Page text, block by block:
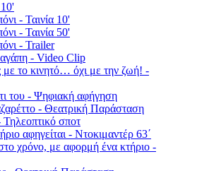
- Ταινία 10'
- Ταινία 50'
- Trailer
- Video Clip
με το κινητό… όχι με την ζωή! -
του - Ψηφιακή αφήγηση
- Θεατρική Παράσταση
σποτ
αφηγείται - Ντοκιμαντέρ 63΄
χρόνο, με αφορμή ένα κτήριο -